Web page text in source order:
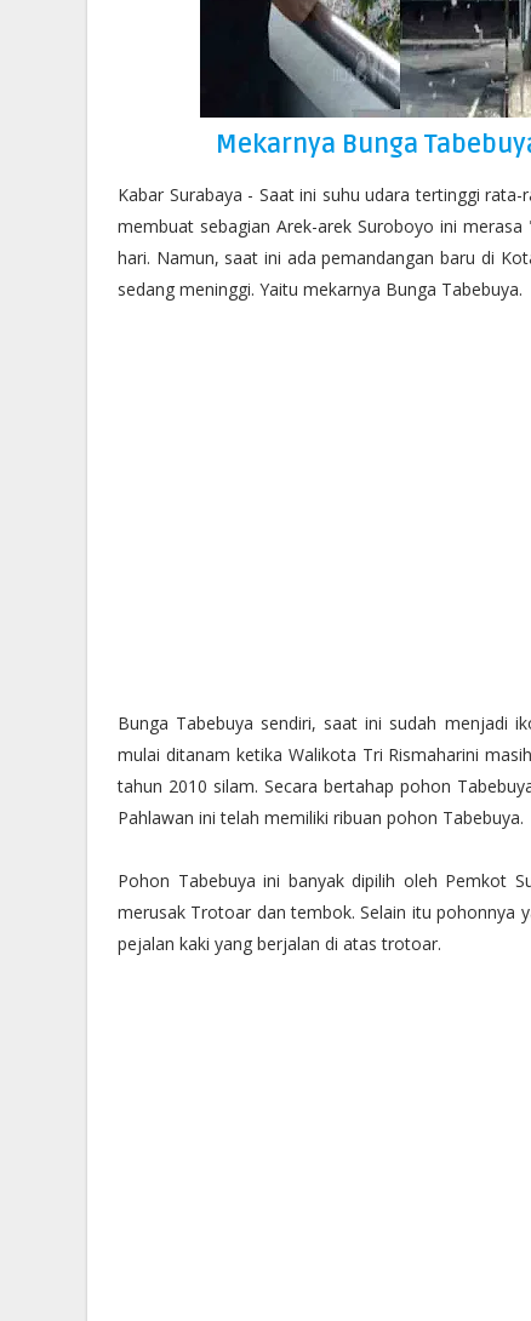
Mekarnya Bunga
Kabar Surabaya - Saat ini suhu udara tertinggi
membuat sebagian Arek-arek Suroboyo ini
hari. Namun, saat ini ada pemandangan baru di
sedang meninggi. Yaitu mekarnya Bunga Tabebuya.
Bunga Tabebuya sendiri, saat ini sudah menjadi
mulai ditanam ketika Walikota Tri Rismaharini
tahun 2010 silam. Secara bertahap pohon
Pahlawan ini telah memiliki ribuan pohon Tabebuya.
Pohon Tabebuya ini banyak dipilih oleh Pemkot
merusak Trotoar dan tembok. Selain itu pohonnya
pejalan kaki yang berjalan di atas trotoar.